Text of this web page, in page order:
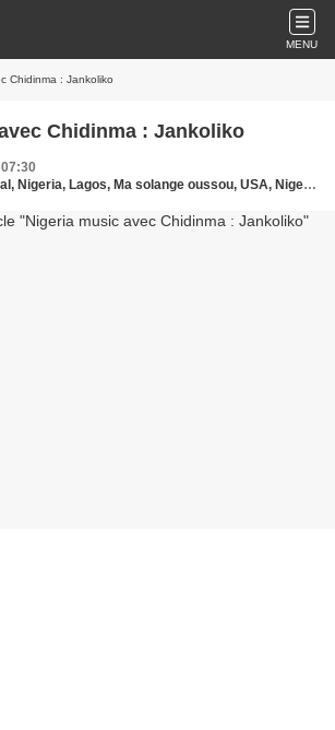
MENU
Chidinma : Jankoliko
Chidinma : Jankoliko
Lagos, Ma solange oussou, USA, Nigeria Hip Pop musique ,Chidinma